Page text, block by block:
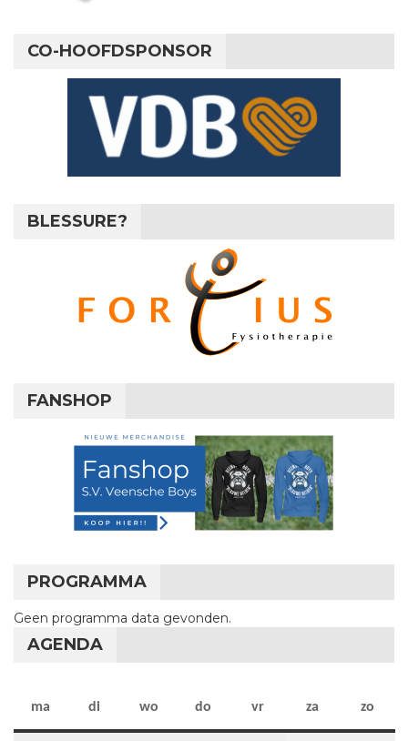
CO-HOOFDSPONSOR
BLESSURE?
FANSHOP
PROGRAMMA
Geen programma data gevonden.
AGENDA
ma maandag
di dinsdag
wo woensdag
do donderdag
vr vrijdag
za zaterdag
zo